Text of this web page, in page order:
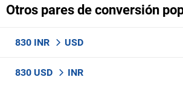
Otros pares de conversión
830 INR USD
830 USD INR